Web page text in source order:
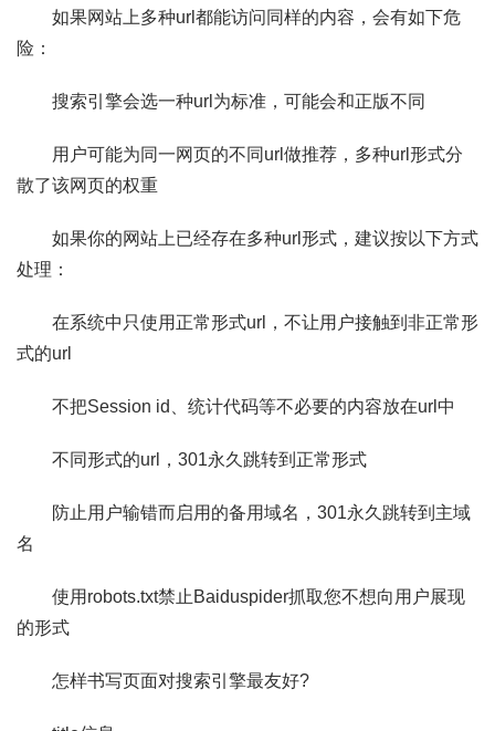
如果网站上多种url都能访问同样的内容，会有如下危
险：
搜索引擎会选一种url为标准，可能会和正版不同
用户可能为同一网页的不同url做推荐，多种url形式分
散了该网页的权重
如果你的网站上已经存在多种url形式，建议按以下方式
处理：
在系统中只使用正常形式url，不让用户接触到非正常形
式的url
不把Session id、统计代码等不必要的内容放在url中
不同形式的url，301永久跳转到正常形式
防止用户输错而启用的备用域名，301永久跳转到主域
名
使用robots.txt禁止Baiduspider抓取您不想向用户展现
的形式
怎样书写页面对搜索引擎最友好?